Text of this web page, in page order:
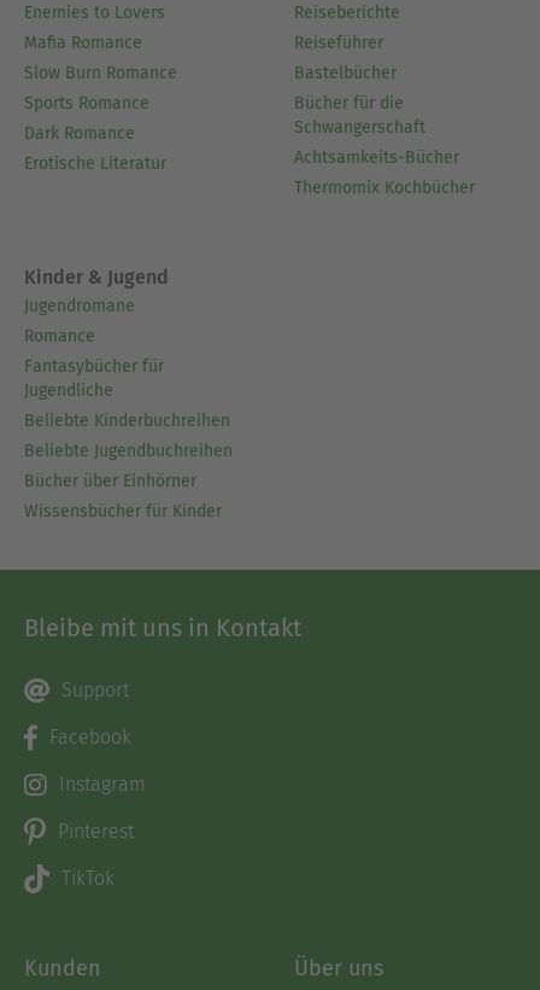
Enemies to Lovers
Mafia Romance
Slow Burn Romance
Sports Romance
Dark Romance
Erotische Literatur
Reiseberichte
Reiseführer
Bastelbücher
Bücher für die
Schwangerschaft
Achtsamkeits-Bücher
Thermomix Kochbücher
Kinder & Jugend
Jugendromane
Romance
Fantasybücher für
Jugendliche
Beliebte Kinderbuchreihen
Beliebte Jugendbuchreihen
Bücher über Einhörner
Wissensbücher für Kinder
Bleibe mit uns in Kontakt
Support
Facebook
Instagram
Pinterest
TikTok
Kunden Über uns